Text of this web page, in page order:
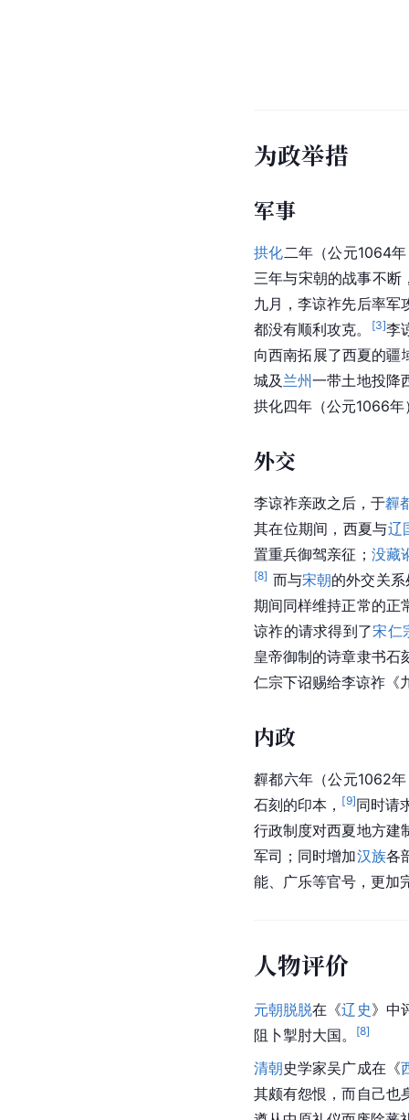
为政举措
军事
拱化二年（公元1064
三年与宋朝的战事不断
九月，李谅祚先后率军
都没有顺利攻克。
[3]李
向西南拓展了西夏的疆
城及 兰州一带土地投降
拱化四年（公元1066年
外交
李谅祚亲政之后，于奲
其在位期间，西夏与辽
置重兵御驾亲征； 没藏
[8] 而与宋朝的外交关
期间同样维持正常的正
谅祚的请求得到了宋仁
皇帝御制的诗章隶书石
仁宗下诏赐给李谅祚《
内政
奲都六年（公元1062
石刻的印本， [9]同时请
行政制度对西夏地方建
军司；同时增加汉族各
能、广乐等官号，更加
人物评价
元朝脱脱在《辽史》中
阻卜掣肘大国。
[8]
清朝史学家吴广成在《
其颇有怨恨，而自己也